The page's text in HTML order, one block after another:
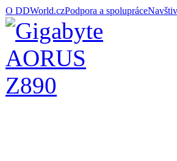
O DDWorld.czPodpora a spolupráce